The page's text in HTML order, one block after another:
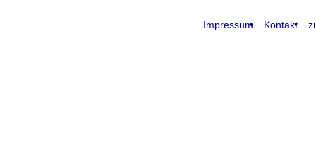
Impressum Kontakt